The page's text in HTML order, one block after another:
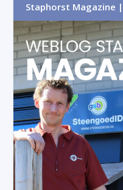
Staphorst Magazine